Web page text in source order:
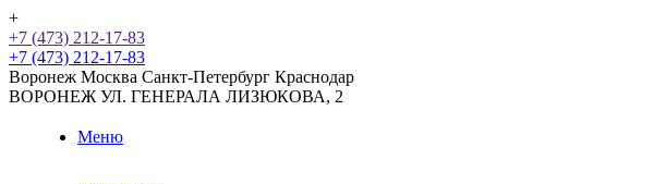
+
+7 (473) 212-17-83
+7 (473) 212-17-83
Воронеж Москва Санкт-Петербург Краснодар
ВОРОНЕЖ УЛ. ГЕНЕРАЛА ЛИЗЮКОВА, 2
Меню